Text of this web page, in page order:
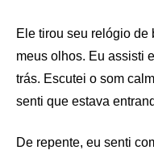
Ele tirou seu relógio de
meus olhos. Eu assisti
trás. Escutei o som
senti que estava
De repente, eu senti